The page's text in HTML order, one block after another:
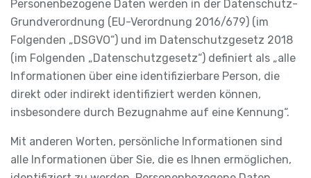
Personenbezogene Daten werden in der Datenschutz-
Grundverordnung (EU-Verordnung 2016/679) (im
Folgenden „DSGVO“) und im Datenschutzgesetz 2018
(im Folgenden „Datenschutzgesetz“) definiert als „alle
Informationen über eine identifizierbare Person, die
direkt oder indirekt identifiziert werden können,
insbesondere durch Bezugnahme auf eine Kennung“.
Mit anderen Worten, persönliche Informationen sind
alle Informationen über Sie, die es Ihnen ermöglichen,